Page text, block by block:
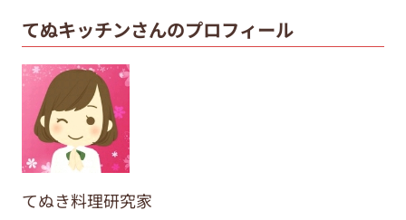
てぬキッチンさんのプロフィール
てぬき料理研究家